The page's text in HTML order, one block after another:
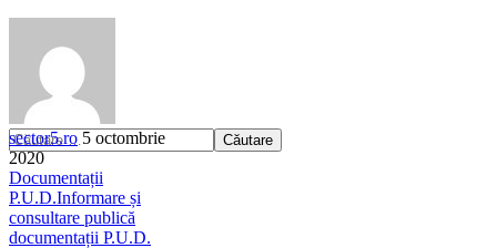
sector5.ro 5 octombrie
2020
Documentații
P.U.D.Informare și
consultare publică
documentații P.U.D.